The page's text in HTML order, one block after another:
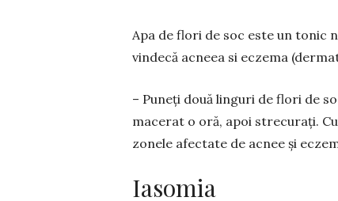
Apa de flori de soc este un tonic
vindecă acneea si eczema
– Puneți două linguri de flori de
macerat o oră, apoi strecurați.
zonele afectate de acnee și
Iasomia